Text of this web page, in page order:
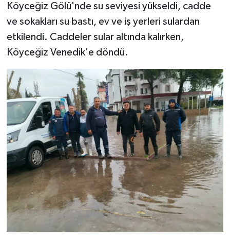
Köyceğiz Gölü'nde su seviyesi yükseldi, cadde
ve sokakları su bastı, ev ve iş yerleri sulardan
etkilendi. Caddeler sular altında kalırken,
Köyceğiz Venedik'e döndü.